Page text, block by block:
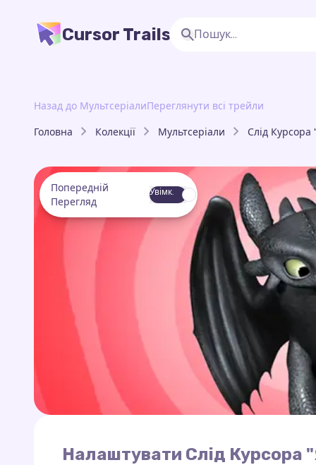
Cursor Trails
Назад до МультсеріалиПереглянути всі трейли
Головна Колекції Мультсеріали Слід
Налаштувати Слід Курсора
Попередній
Перегляд
Увімк.